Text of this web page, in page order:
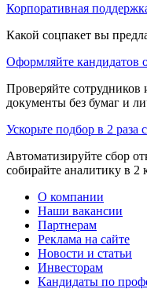
Корпоративная
Какой соцпакет вы
Оформляйте кандидатов
Проверяйте
документы без бумаг и
Ускорьте подбор в 2 раза
Автоматизируйте сбор
собирайте аналитику в 2
О компании
Наши вакансии
Партнерам
Реклама на сайте
Новости и статьи
Инвесторам
Кандидаты по